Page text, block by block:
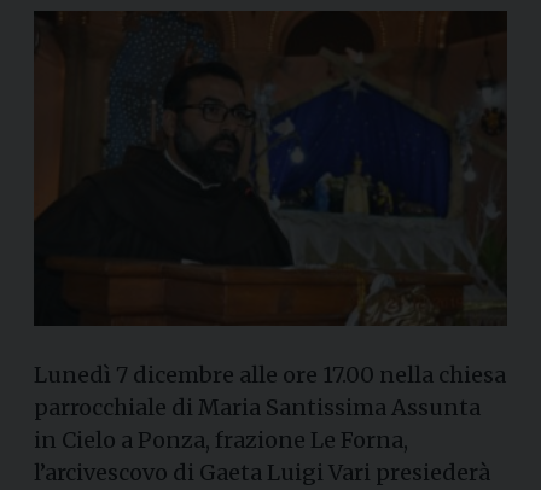
Lunedì 7 dicembre alle ore 17.00 nella chiesa
parrocchiale di Maria Santissima Assunta
in Cielo a Ponza, frazione Le Forna,
l’arcivescovo di Gaeta Luigi Vari presiederà